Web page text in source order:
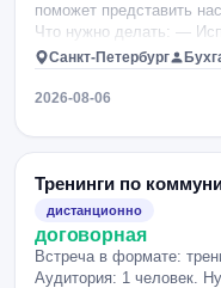
поможет представить
Что нужно делать: —
или нарабатывать новые
дизайнерами
новостроек. —
Презентовать нашу
Все договоренности
ремонт, за который вам
опыт общения с
недвижимости/ремонта.
Санкт-Петербург
2026-08-06
Тренинги по
дистанционно
договорная
Встреча в формате:
Аудитория: 1 человек.